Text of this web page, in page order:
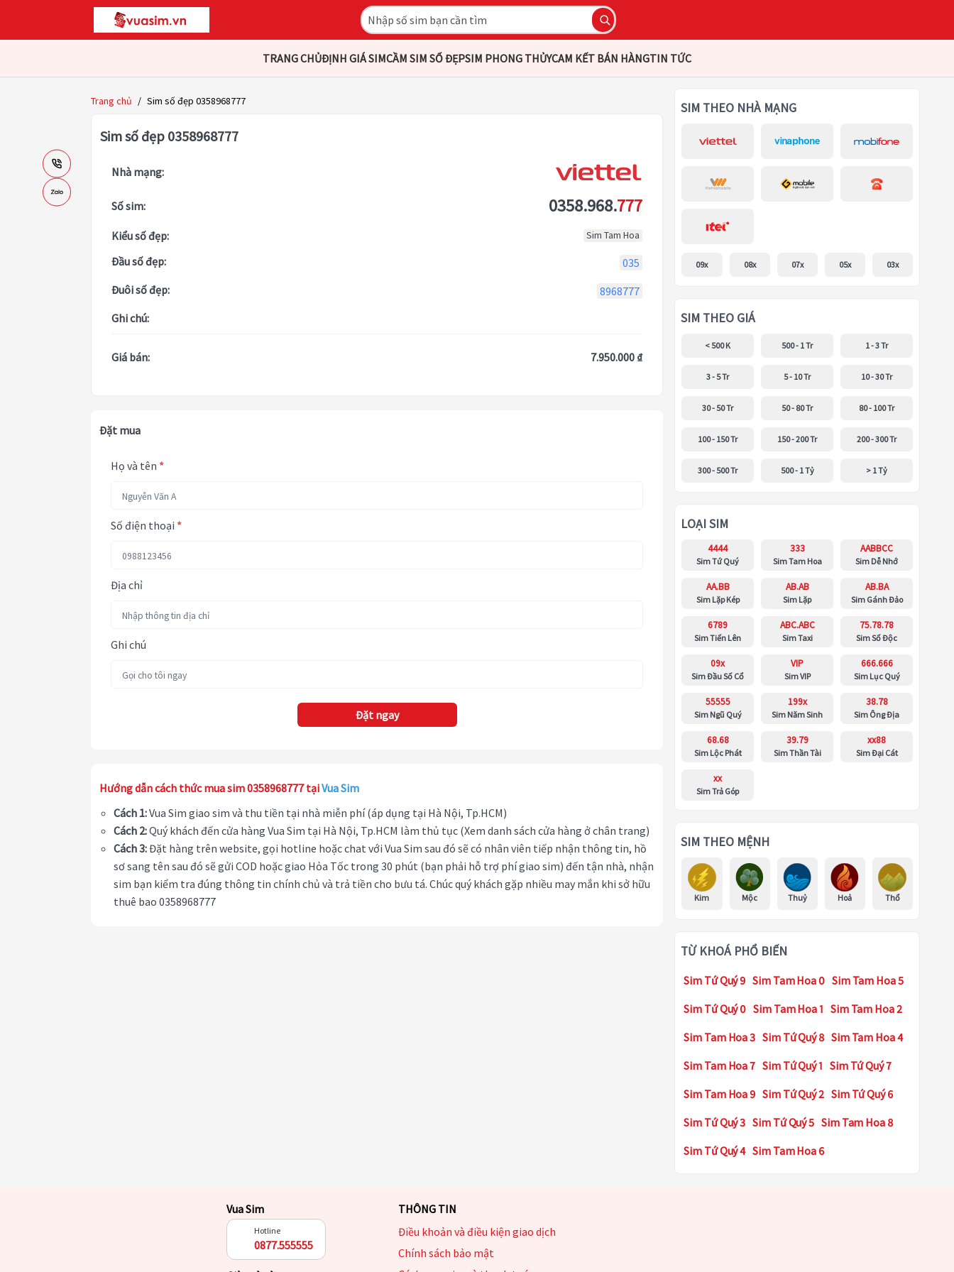
TRANG CHỦĐỊNH GIÁ SIMCẦM SIM SỐ ĐẸPSIM PHONG THỦYCAM KẾT BÁN HÀNGTIN TỨC
Trang chủ / Sim số đẹp 0358968777
Sim số đẹp 0358968777
Nhà mạng:
Số sim: 0358.968.777
Kiểu số đẹp: Sim Tam Hoa
Đầu số đẹp:
035
Đuôi số đẹp:
8968777
Ghi chú:
Giá bán: 7.950.000 ₫
Đặt mua
Họ và tên *
Số điện thoại *
Địa chỉ
Ghi chú
Đặt ngay
Hướng dẫn cách thức mua sim 0358968777 tạiVua Sim
Cách 1:Vua Sim giao sim và thu tiền tại nhà miễn phí (áp dụng tại Hà Nội, Tp.HCM)
Cách 2:Quý khách đến cửa hàng Vua Sim tại Hà Nội, Tp.HCM làm thủ tục (Xem danh sách cửa hàng ở chân trang)
Cách 3:Đặt hàng trên website, gọi hotline hoặc chat với Vua Sim sau đó sẽ có nhân viên tiếp nhận thông tin, hồ
sơ sang tên sau đó sẽ gửi COD hoặc giao Hỏa Tốc trong 30 phút (bạn phải hỗ trợ phí giao sim) đến tận nhà, nhận
sim bạn kiểm tra đúng thông tin chính chủ và trả tiền cho bưu tá. Chúc quý khách gặp nhiều may mắn khi sở hữu
thuê bao 0358968777
SIM THEO NHÀ MẠNG
09x 08x 07x 05x 03x
SIM THEO GIÁ
< 500 K 500 - 1 Tr 1 - 3 Tr
3 - 5 Tr 5 - 10 Tr 10 - 30 Tr
30 - 50 Tr 50 - 80 Tr 80 - 100 Tr
100 - 150 Tr 150 - 200 Tr 200 - 300 Tr
300 - 500 Tr 500 - 1 Tỷ > 1 Tỷ
LOẠI SIM
4444
Sim Tứ Quý
333
Sim Tam Hoa
AABBCC
Sim Dễ Nhớ
AA.BB
Sim Lặp Kép
AB.AB
Sim Lặp
AB.BA
Sim Gánh Đảo
6789
Sim Tiến Lên
ABC.ABC
Sim Taxi
75.78.78
Sim Số Độc
09x
Sim Đầu Số Cổ
VIP
Sim VIP
666.666
Sim Lục Quý
55555
Sim Ngũ Quý
199x
Sim Năm Sinh
38.78
Sim Ông Địa
68.68
Sim Lộc Phát
39.79
Sim Thần Tài
xx88
Sim Đại Cát
xx
Sim Trả Góp
SIM THEO MỆNH
Kim Mộc Thuỷ Hoả Thổ
TỪ KHOÁ PHỔ BIẾN
Sim Tứ Quý 9 Sim Tam Hoa 0 Sim Tam Hoa 5
Sim Tứ Quý 0 Sim Tam Hoa 1 Sim Tam Hoa 2
Sim Tam Hoa 3 Sim Tứ Quý 8 Sim Tam Hoa 4
Sim Tam Hoa 7 Sim Tứ Quý 1 Sim Tứ Quý 7
Sim Tam Hoa 9 Sim Tứ Quý 2 Sim Tứ Quý 6
Sim Tứ Quý 3 Sim Tứ Quý 5 Sim Tam Hoa 8
Sim Tứ Quý 4 Sim Tam Hoa 6
Vua Sim
Hotline
0877.555555
THÔNG TIN
Điều khoản và điều kiện giao dịch
Chính sách bảo mật